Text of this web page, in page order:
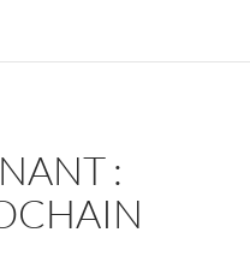
: